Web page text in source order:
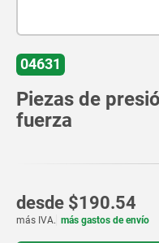
04631
Piezas de
fuerza
desde $190.54
más IVA. más gastos de envío